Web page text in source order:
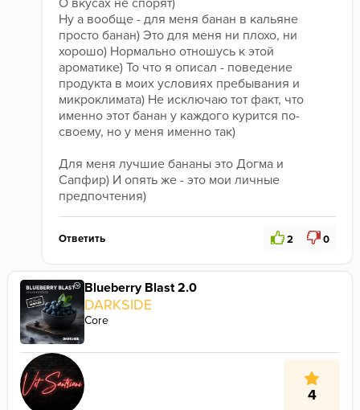
О вкусах не спорят)
Ну а вообще - для меня банан в кальяне
просто банан) Это для меня ни плохо, ни
хорошо) Нормально отношусь к этой
ароматике) То что я описал - поведение
продукта в моих условиях пребывания и
микроклимата) Не исключаю тот факт, что
именно этот банан у каждого курится по-
своему, но у меня именно так)
Для меня лучшие бананы это Догма и
Сапфир) И опять же - это мои личные
предпочтения)
Ответить 2 0
Blueberry Blast 2.0
DARKSIDE
Core
4